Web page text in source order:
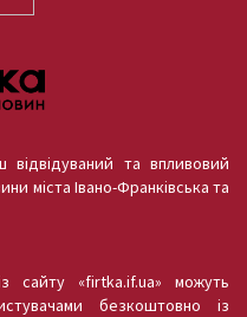
відвідуваний та впливовий
міста Івано-Франківська та
сайту «firtka.if.ua» можуть
безкоштовно із